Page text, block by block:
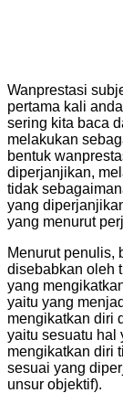
Wanprestasi
pertama kali
sering kita baca
melakukan
bentuk
diperjanjikan,
tidak
yang
yang menurut
Menurut penulis,
disebabkan oleh
yang
yaitu yang
mengikatkan diri
yaitu sesuatu hal
mengikatkan diri
sesuai yang
unsur objektif).